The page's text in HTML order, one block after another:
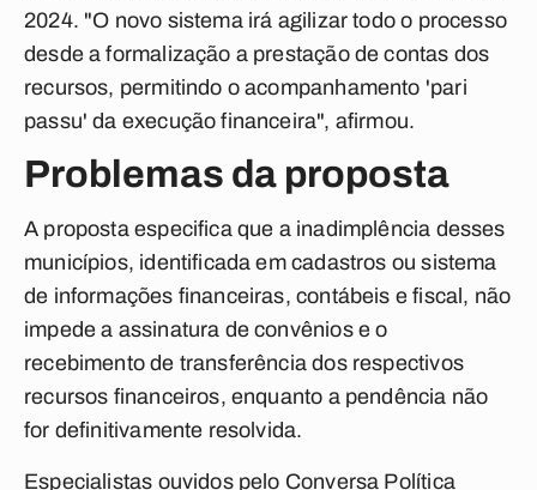
2024. "O novo sistema irá agilizar todo o processo
desde a formalização a prestação de contas dos
recursos, permitindo o acompanhamento 'pari
passu' da execução financeira", afirmou.
Problemas da proposta
A proposta especifica que a inadimplência desses
municípios, identificada em cadastros ou sistema
de informações financeiras, contábeis e fiscal, não
impede a assinatura de convênios e o
recebimento de transferência dos respectivos
recursos financeiros, enquanto a pendência não
for definitivamente resolvida.
Especialistas ouvidos pelo Conversa Política